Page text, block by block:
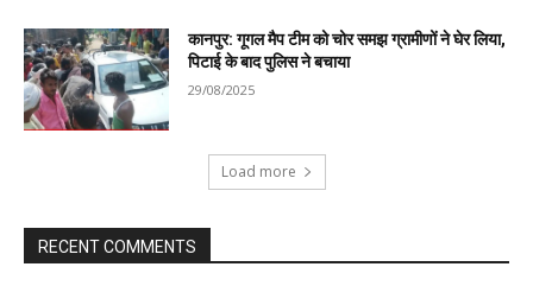
कानपुर: गूगल मैप टीम को चोर समझ ग्रामीणों ने घेर लिया,
पिटाई के बाद पुलिस ने बचाया
29/08/2025
Load more
RECENT COMMENTS